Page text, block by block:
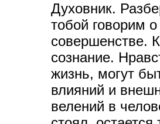
Духовник.
тобой говорим
совершенстве.
сознание.
жизнь, могут
влияний и
велений в